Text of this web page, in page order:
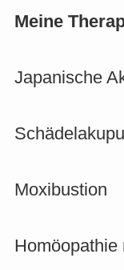
Meine
Japanische
Moxibustion